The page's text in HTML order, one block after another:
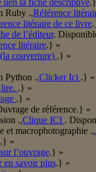
Ruby .,Référence
litéraire de ce livre
de l’éditeur.
litéraire.} »
(la couverture) .} »
Python .,Clicker Ici .} »
.} »
.} »
de référence.} »
.,Clique ICI .
et macrophotographie .,
.} »
l’ouvrage.} »
en savoir plus.} »